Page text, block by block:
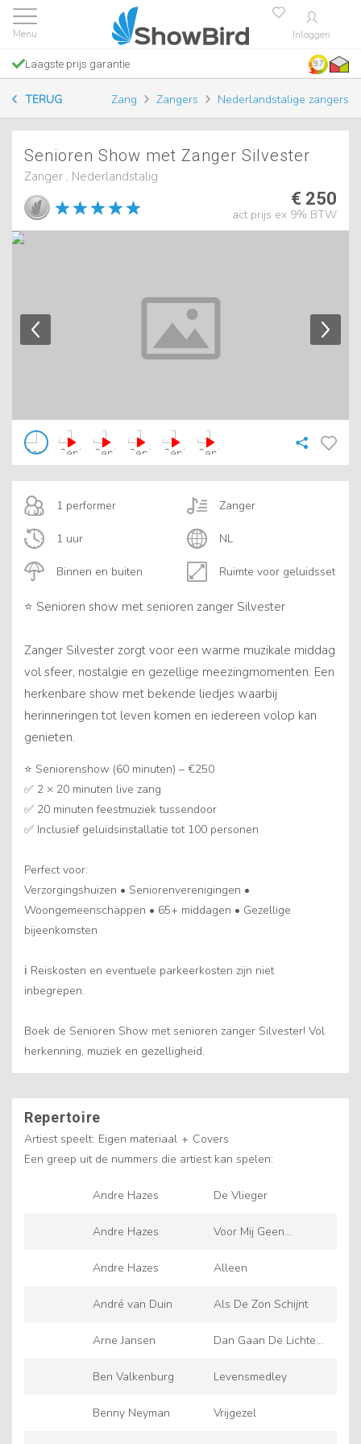
Inloggen
Laagste prijs garantie 9.7
TERUG Zang Zangers Nederlandstalige zangers
Senioren Show met Zanger Silvester
Zanger , Nederlandstalig
€ 250
act prijs ex 9% BTW
1 performer
Binnen en buiten
Zanger
1 uur
Ruimte voor geluidsset
NL
⭐️ Senioren show met senioren zanger Silvester
Zanger Silvester zorgt voor een warme muzikale middag
vol sfeer, nostalgie en gezellige meezingmomenten. Een
herkenbare show met bekende liedjes waarbij
herinneringen tot leven komen en iedereen volop kan
genieten.
⭐️ Seniorenshow (60 minuten) – €250
✅ 2 × 20 minuten live zang
✅ 20 minuten feestmuziek tussendoor
✅ Inclusief geluidsinstallatie tot 100 personen
Perfect voor:
Verzorgingshuizen • Seniorenverenigingen •
Woongemeenschappen • 65+ middagen • Gezellige
bijeenkomsten
ℹ️ Reiskosten en eventuele parkeerkosten zijn niet
inbegrepen.
Boek de Senioren Show met senioren zanger Silvester! Vol
herkenning, muziek en gezelligheid.
Repertoire
Artiest speelt: Eigen materiaal + Covers
Een greep uit de nummers die artiest kan spelen:
Andre Hazes De Vlieger
Andre Hazes
Voor Mij Geen
Wand
Andre Hazes Alleen
André van Duin Als De Zon Schijnt
Arne Jansen
Dan Gaan De Lichten
Ben Valkenburg
Levensmedley
Benny Neyman Vrijgezel